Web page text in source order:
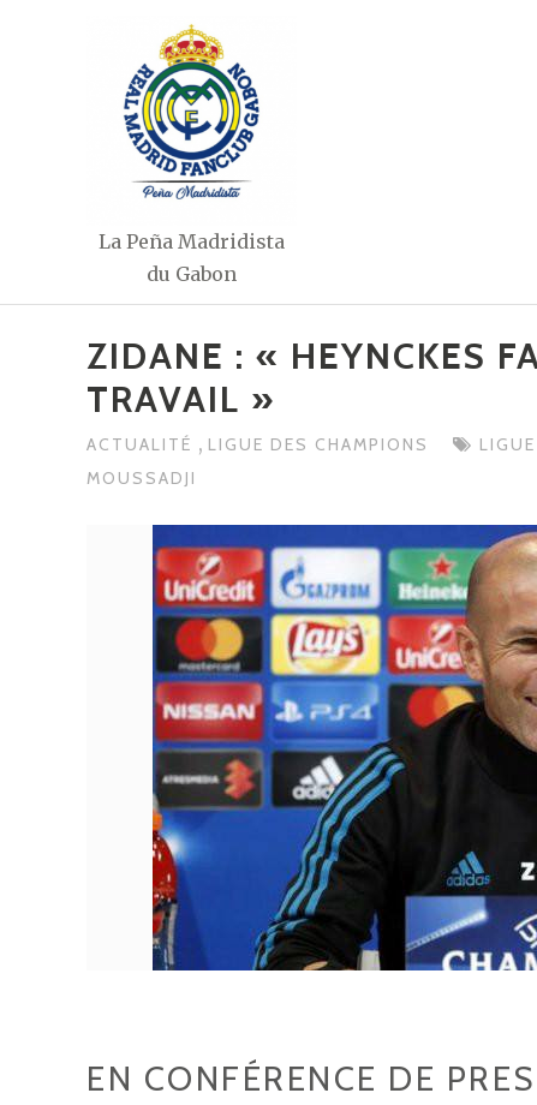
La Peña Madridista
du Gabon
ZIDANE : « HEYNCKES
TRAVAIL »
ACTUALITÉ , LIGUE DES CHAMPIONS
MOUSSADJI
EN CONFÉRENCE DE